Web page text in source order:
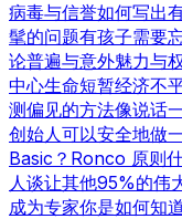
病毒与信誉如何写出
髦的问题有孩子需要
论普遍与意外魅力与
中心生命短暂经济不
测偏见的方法像说话
创始人可以安全地做
Basic？ Ronco 原则
人谈让其他95%的伟
成为专家你是如何知